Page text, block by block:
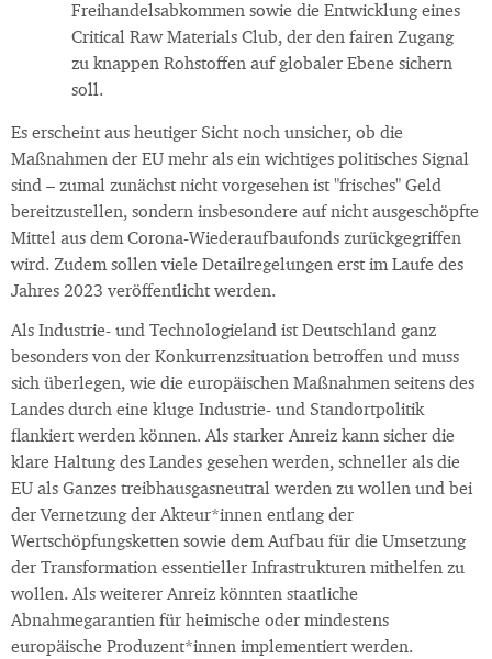
Freihandelsabkommen sowie die Entwicklung eines
Critical Raw Materials Club, der den fairen Zugang
zu knappen Rohstoffen auf globaler Ebene sichern
soll.
Es erscheint aus heutiger Sicht noch unsicher, ob die
Maßnahmen der EU mehr als ein wichtiges politisches Signal
sind – zumal zunächst nicht vorgesehen ist "frisches" Geld
bereitzustellen, sondern insbesondere auf nicht ausgeschöpfte
Mittel aus dem Corona-Wiederaufbaufonds zurückgegriffen
wird. Zudem sollen viele Detailregelungen erst im Laufe des
Jahres 2023 veröffentlicht werden.
Als Industrie- und Technologieland ist Deutschland ganz
besonders von der Konkurrenzsituation betroffen und muss
sich überlegen, wie die europäischen Maßnahmen seitens des
Landes durch eine kluge Industrie- und Standortpolitik
flankiert werden können. Als starker Anreiz kann sicher die
klare Haltung des Landes gesehen werden, schneller als die
EU als Ganzes treibhausgasneutral werden zu wollen und bei
der Vernetzung der Akteur*innen entlang der
Wertschöpfungsketten sowie dem Aufbau für die Umsetzung
der Transformation essentieller Infrastrukturen mithelfen zu
wollen. Als weiterer Anreiz könnten staatliche
Abnahmegarantien für heimische oder mindestens
europäische Produzent*innen implementiert werden.